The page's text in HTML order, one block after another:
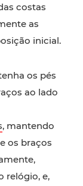
costas
as
inicial.
os pés
ao lado
, mantendo
os braços
relógio, e,